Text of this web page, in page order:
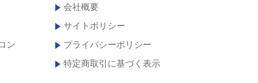
ン
会社概要
サイトポリシー
プライバシーポリシー
特定商取引に基づく表示